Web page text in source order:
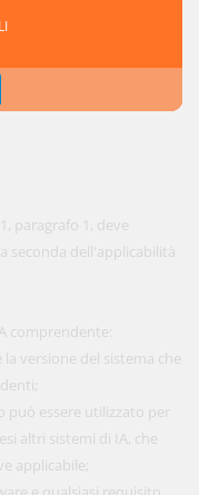
paragrafo 1, deve
seconda dell'applicabilità
comprendente:
versione del sistema che
può essere utilizzato per
altri sistemi di IA, che
applicabile;